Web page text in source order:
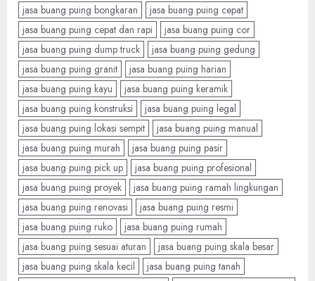
jasa buang puing bongkaran
jasa buang puing cepat
jasa buang puing cepat dan rapi
jasa buang puing cor
jasa buang puing dump truck
jasa buang puing gedung
jasa buang puing granit
jasa buang puing harian
jasa buang puing kayu
jasa buang puing keramik
jasa buang puing konstruksi
jasa buang puing legal
jasa buang puing lokasi sempit
jasa buang puing manual
jasa buang puing murah
jasa buang puing pasir
jasa buang puing pick up
jasa buang puing profesional
jasa buang puing proyek
jasa buang puing ramah lingkungan
jasa buang puing renovasi
jasa buang puing resmi
jasa buang puing ruko
jasa buang puing rumah
jasa buang puing sesuai aturan
jasa buang puing skala besar
jasa buang puing skala kecil
jasa buang puing tanah